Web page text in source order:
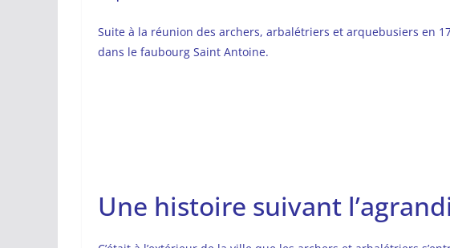
Suite à la réunion des archers, arbalétriers et arquebusiers en
dans le faubourg Saint Antoine.
Une histoire suivant